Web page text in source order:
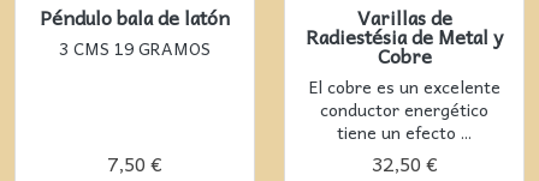
Péndulo bala de latón
3 CMS 19 GRAMOS
7,50 €
Varillas de
Radiestésia de Metal y
Cobre
El cobre es un excelente
conductor energético
tiene un efecto ...
32,50 €